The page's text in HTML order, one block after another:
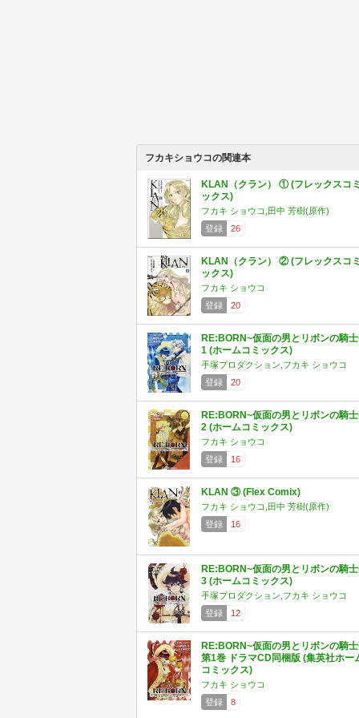
フカキショウコの関連本
KLAN（クラン） ① (フレックスコミ
ックス)
フカキ ショウコ,田中 芳樹(原作)
登録
26
KLAN（クラン） ② (フレックスコミ
ックス)
フカキ ショウコ
登録
20
RE:BORN~仮面の男とリボンの騎
1 (ホームコミックス)
手塚プロダクション,フカキ ショウコ
登録
20
RE:BORN~仮面の男とリボンの騎
2 (ホームコミックス)
フカキ ショウコ
登録
16
KLAN ③ (Flex Comix)
フカキ ショウコ,田中 芳樹(原作)
登録
16
RE:BORN~仮面の男とリボンの騎
3 (ホームコミックス)
手塚プロダクション,フカキ ショウコ
登録
12
RE:BORN~仮面の男とリボンの騎
第1巻 ドラマCD同梱版 (集英社ホー
コミックス)
フカキ ショウコ
登録
8